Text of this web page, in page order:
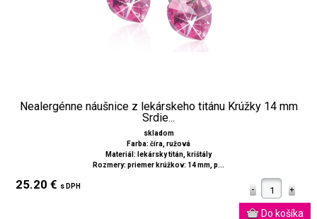
Nealergénne náušnice z lekárskeho titánu Krúžky 14 mm
Srdie...
skladom
Farba: číra, ružová
Materiál: lekársky titán, krištály
Rozmery: priemer krúžkov: 14 mm, p...
25.20 € s DPH